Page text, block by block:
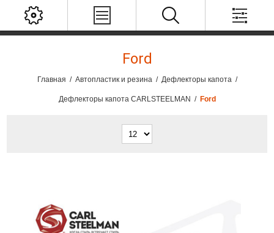
Ford
Главная / Автопластик и резина / Дефлекторы капота /
Дефлекторы капота СARLSTEELMAN / Ford